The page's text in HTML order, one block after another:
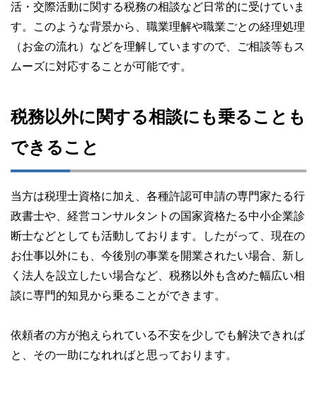
活・交際活動に関する税務の相談など日常的に受けていま
す。このような背景から、職業理解や職業ごとの経理処理
（お金の流れ）などを理解していますので、ご相談等もス
ムーズに対応することが可能です。
税務以外に関する相談にも乗ることも
できること
当方は税理士資格に加え、各種許認可申請の専門家たる行
政書士や、経営コンサルタントの国家資格たる中小企業診
断士などとしても活動しております。したがって、現在の
お仕事以外にも、今後別の事業を開業されたい場合、新し
く法人を設立したい場合など、税務以外も含めた幅広い相
談に専門的知見から乗ることができます。
依頼者の方が抱えられている不安を少しでも解決できれば
と、その一助になれればと思っております。